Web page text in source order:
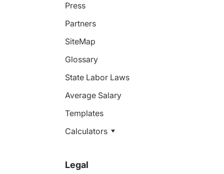
Press
Partners
SiteMap
Glossary
State Labor Laws
Average Salary
Templates
Calculators
Legal